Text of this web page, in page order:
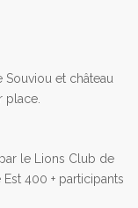
Souviou et château
place.
le Lions Club de
400 + participants